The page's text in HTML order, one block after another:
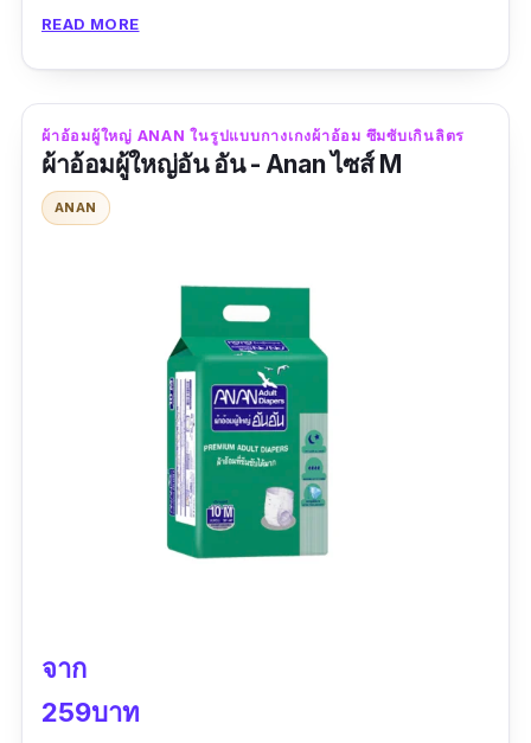
ขอบขาตั้งพิเศษด้านในป้องกันการรั่วซึมด้านข้าง
ตัวผ้าอ้อมปรับขนาดได้ตามต้องการและเทปกาว
ล็อคอย่าแน่นหนา ส่วนเรื่องใส่สบายก็ไม่แพ้ใคร
เพราะมียางยืดตรงขอบขา เวลาใส่ผ้าอ้อมผู้ใหญ่
ของ icare ก็จะช่วยลดการเสียดสีบริเวณขาหนีบ
ผิวหน้าของผ้าอ้อมมีความนุ่มละมุน ไม่ทำร้ายผิว
เทียบคุณภาพกับราคาถือว่าคุ้มค่า
READ MORE
ผ้าอ้อมผู้ใหญ่ ANAN ในรูปแบบกางเกงผ้าอ้อม ซึมซับเกินลิตร
ผ้าอ้อมผู้ใหญ่อัน อัน - Anan ไซส์ M
ANAN
จาก
259บาท